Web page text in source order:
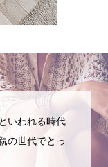
いわれる時代
の世代でとっ